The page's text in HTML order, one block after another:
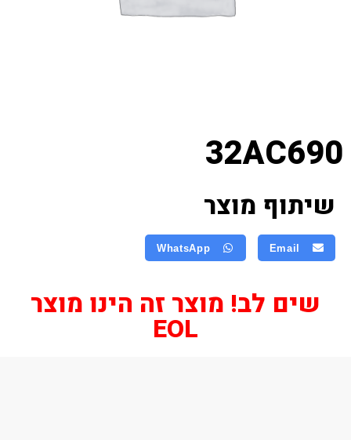
32AC690
שיתוף מוצר
Email
WhatsApp
שים לב! מוצר זה הינו מוצר
EOL